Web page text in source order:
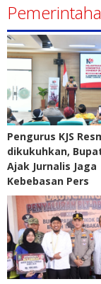
Pengurus KJS
dikukuhkan,
Ajak Jurnalis Jaga
Kebebasan Pers